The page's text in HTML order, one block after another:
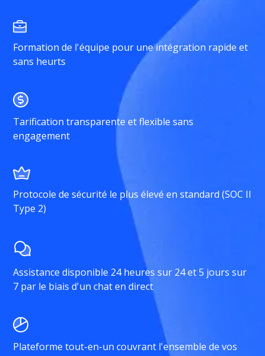
Formation de l'équipe pour une intégration rapide et
sans heurts
Tarification transparente et flexible sans
engagement
Protocole de sécurité le plus élevé en standard (SOC II
Type 2)
Assistance disponible 24 heures sur 24 et 5 jours sur
7 par le biais d'un chat en direct
Plateforme tout-en-un couvrant l'ensemble de vos